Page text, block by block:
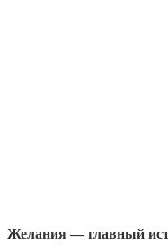
Желания — главный